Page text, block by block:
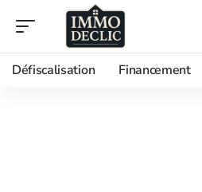
Défiscalisation Financement